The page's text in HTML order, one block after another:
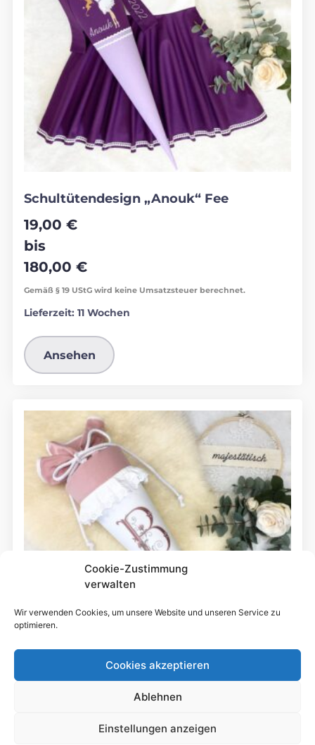
Cookie-Zustimmung
verwalten
Wir verwenden Cookies, um unsere Website und unseren Service zu
optimieren.
Cookies akzeptieren
Ablehnen
Einstellungen anzeigen
Schultütendesign „Anouk“ Fee
19,00 €
bis
180,00 €
Gemäß § 19 UStG wird keine Umsatzsteuer berechnet.
Lieferzeit: 11 Wochen
Ansehen
Schultütendesign „Beril“